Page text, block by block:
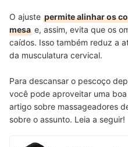
O ajuste permite alinhar os
mesa e, assim, evita que os
caídos. Isso também reduz a
da musculatura cervical.
Para descansar o pescoço
você pode aproveitar uma
artigo sobre massageadores
sobre o assunto. Leia a seguir!